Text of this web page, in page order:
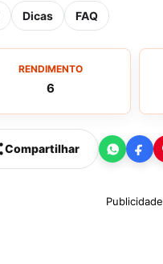
Dicas FAQ
RENDIMENTO
6
Compartilhar
Publicidade